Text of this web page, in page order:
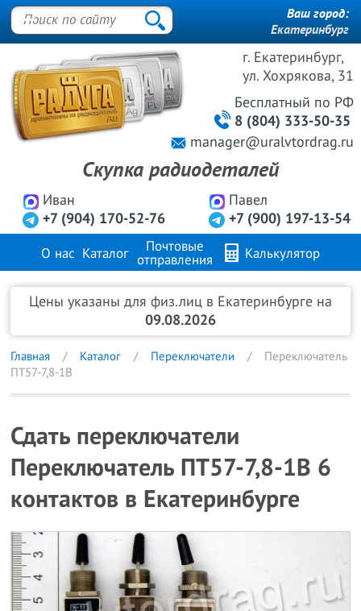
г. Екатеринбург,
ул. Хохрякова, 31
Иван
+7 (904) 170-52-76
Павел
+7 (900) 197-13-54
Бесплатный по РФ
8 (804) 333-50-35
manager@uralvtordrag.ru
Скупка радиодеталей
Ваш город:
Екатеринбург
О нас Каталог
Почтовые
отправления
Калькулятор
Продажа металлов FAQ Контакты
Цены указаны для физ.лиц в Екатеринбурге на
09.08.2026
Главная Каталог Переключатели
Переключатель
ПТ57-7,8-1В
Сдать переключатели
Переключатель ПТ57-7,8-1В 6
контактов в Екатеринбурге